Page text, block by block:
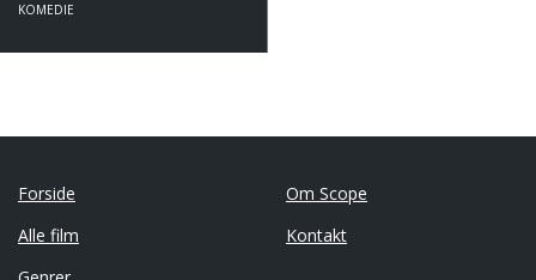
KOMEDIE
Forside
Alle film
Om Scope
Kontakt